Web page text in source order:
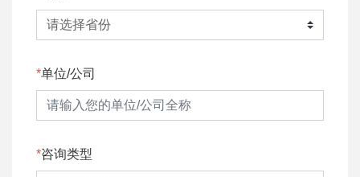
单位/公司
咨询类型